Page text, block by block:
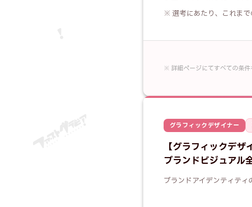
※ 選考にあたり、これま
※ 詳細ページにてすべての条件
応募フォーム —フォ
お名前 必須
メールアドレス 必須
グラフィックデザイナー
【グラフィックデ
ブランドビジュアル
ブランドアイデンティティ